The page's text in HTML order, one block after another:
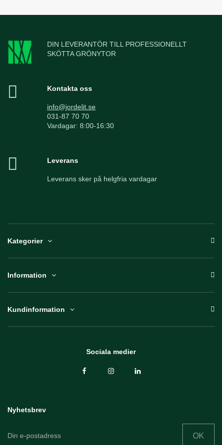
DIN LEVERANTÖR TILL PROFESSIONELLT
SKÖTTA GRÖNYTOR
Kontakta oss
info@jordelit.se
031-87 70 70
Vardagar: 8:00-16:30
Leverans
Leverans sker på helgfria vardagar
Kategorier
Information
Kundinformation
Sociala medier
Nyhetsbrev
OK